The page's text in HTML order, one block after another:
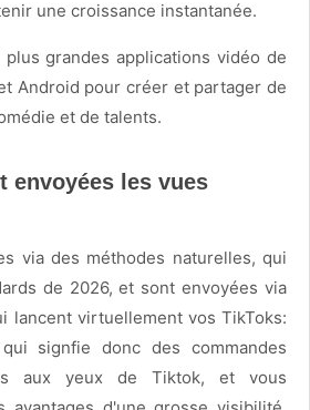
une croissance instantanée.
grandes applications vidéo de
Android pour créer et partager de
et de talents.
envoyées les vues
via des méthodes naturelles, qui
de 2026, et sont envoyées via
lancent virtuellement vos TikToks:
signfie donc des commandes
aux yeux de Tiktok, et vous